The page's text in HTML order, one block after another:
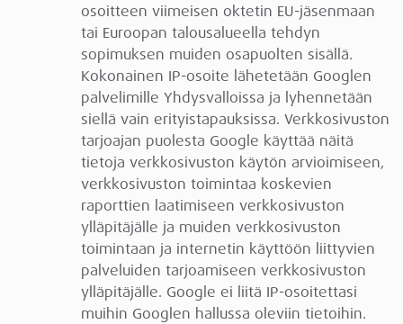
osoitteen viimeisen oktetin EU-jäsenmaan
tai Euroopan talousalueella tehdyn
sopimuksen muiden osapuolten sisällä.
Kokonainen IP-osoite lähetetään Googlen
palvelimille Yhdysvalloissa ja lyhennetään
siellä vain erityistapauksissa. Verkkosivuston
tarjoajan puolesta Google käyttää näitä
tietoja verkkosivuston käytön arvioimiseen,
verkkosivuston toimintaa koskevien
raporttien laatimiseen verkkosivuston
ylläpitäjälle ja muiden verkkosivuston
toimintaan ja internetin käyttöön liittyvien
palveluiden tarjoamiseen verkkosivuston
ylläpitäjälle. Google ei liitä IP-osoitettasi
muihin Googlen hallussa oleviin tietoihin.